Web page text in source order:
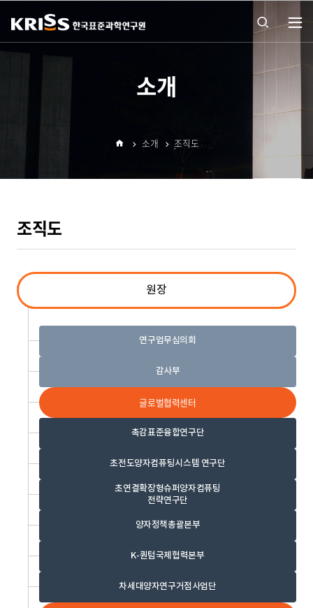
열기
소개
조직도
소개 조직도
원장
양자정책총괄본부
K-퀀텀국제협력본부
차세대양자연구거점사업단
연구업무심의회
감사부
글로벌협력센터
촉감표준융합연구단
초전도양자컴퓨팅시스템 연구단
초연결확장형슈퍼양자컴퓨팅
전략연구단